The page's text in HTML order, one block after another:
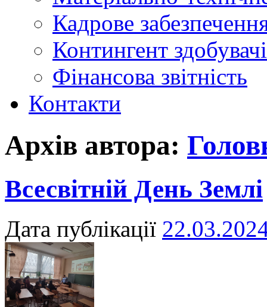
Кадрове
Контингент
Фінансова звітність
Контакти
Архів автора:
Всесвітній День Землі
Дата публікації